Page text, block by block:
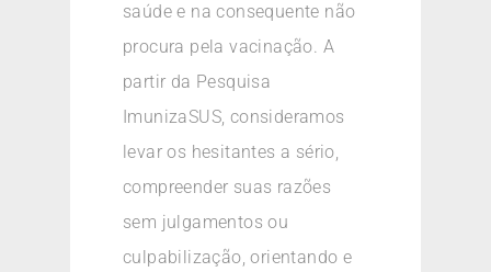
saúde e na consequente não
procura pela vacinação. A
partir da Pesquisa
ImunizaSUS, consideramos
levar os hesitantes a sério,
compreender suas razões
sem julgamentos ou
culpabilização, orientando e